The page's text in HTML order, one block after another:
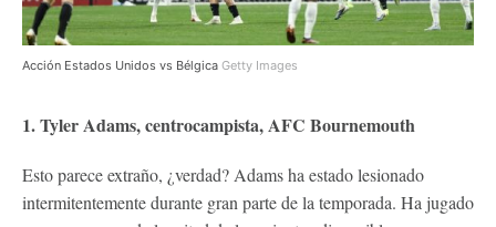
Acción Estados Unidos vs Bélgica Getty Images
1. Tyler Adams, centrocampista, AFC Bournemouth
Esto parece extraño, ¿verdad? Adams ha estado lesionado
intermitentemente durante gran parte de la temporada. Ha jugado